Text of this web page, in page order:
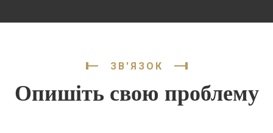
ЗВ'ЯЗОК
Опишіть свою проблему